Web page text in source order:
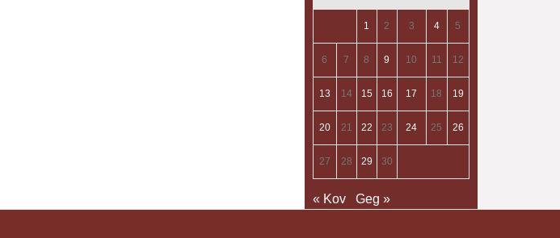
1 2 3 4 5
6 7 8 9 10 11 12
13 14 15 16 17 18 19
20 21 22 23 24 25 26
27 28 29 30
« Kov Geg »